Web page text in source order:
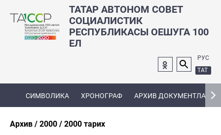
ТАТАР АВТОНОМ СОВЕТ
СОЦИАЛИСТИК
РЕСПУБЛИКАСЫ ОЕШУГА 100
ЕЛ
РУС
ТАТ
СИМВОЛИКА ХРОНОГРАФ АРХИВ ДОКУМЕНТЛАРЫ
Архив 2000 2000 тарих